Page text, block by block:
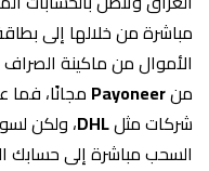
مباشرة من خلالها إلى
الأموال من ماكينة
منPayoneerمجانًا، فما
شركات مثلDHL، ولكن
السحب مباشرة إلى حسابك